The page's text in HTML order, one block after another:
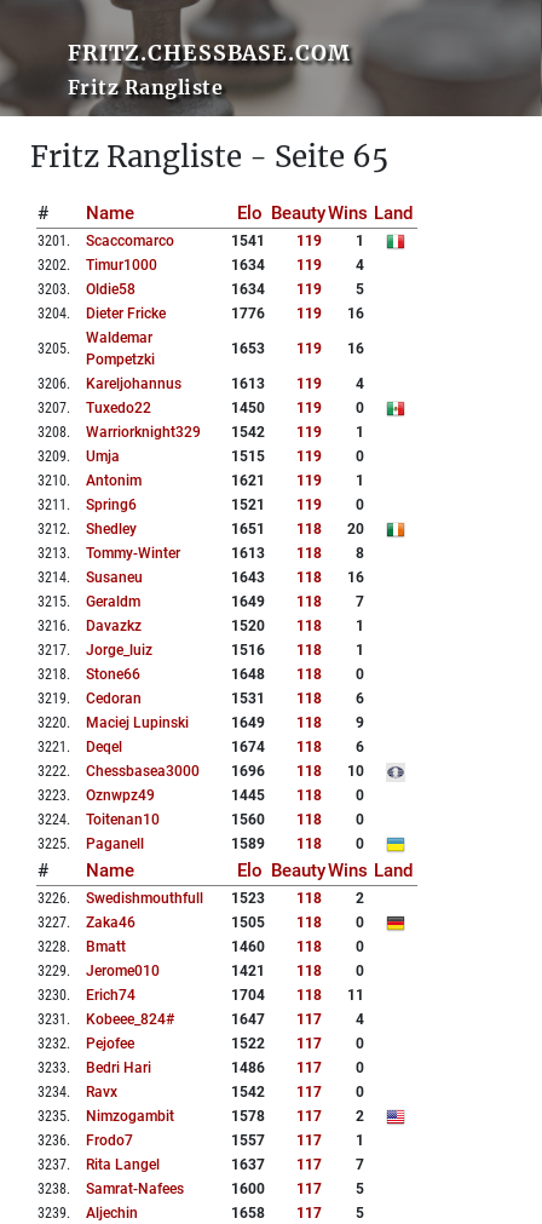
FRITZ.CHESSBASE.COM
Fritz Rangliste
Fritz Rangliste - Seite 65
# Name Elo BeautyWins Land
3201 . Scaccomarco 1541 119
1
3202. Timur1000 1634 119
4
3203. Oldie58 1634 119
5
3204. Dieter Fricke 1776 119 16
3205.
Waldemar
Pompetzki
1653 119 16
3206. Kareljohannus 1613 119
4
3207. Tuxedo22 1450 119
0
3208. Warriorknight329 1542 119
1
3209. Umja 1515 119
0
3210. Antonim 1621 119
1
3211 . Spring6 1521 119
0
3212. Shedley 1651 118
20
3213. Tommy-Winter 1613 118
8
3214. Susaneu 1643 118
16
3215. Geraldm 1649 118
7
3216. Davazkz 1520 118
1
3217. Jorge_luiz 1516 118
1
3218. Stone66 1648 118
0
3219. Cedoran 1531 118
6
3220. Maciej Lupinski 1649 118
9
3221 . Deqel 1674 118
6
3222. Chessbasea3000 1696 118
10
3223. Oznwpz49 1445 118
0
3224. Toitenan10 1560 118
0
3225. Paganell 1589 118 0
# Name Elo BeautyWins Land
3226. Swedishmouthfull 1523 118
2
3227. Zaka46 1505 118
0
3228. Bmatt 1460 118
0
3229. Jerome010 1421 118
0
3230. Erich74 1704 118
11
3231 . Kobeee_824# 1647 117
4
3232. Pejofee 1522 117
0
3233. Bedri Hari 1486 117
0
3234. Ravx 1542 117
0
3235. Nimzogambit 1578 117
2
3236. Frodo7 1557 117
1
3237. Rita Langel 1637 117
7
3238. Samrat-Nafees 1600 117
5
3239. Aljechin 1658 117
5